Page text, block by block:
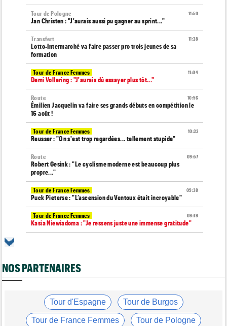
11:50
Tour de Pologne
Jan Christen : "J'aurais aussi pu gagner au sprint..."
11:28
Transfert
Lotto-Intermarché va faire passer pro trois jeunes de sa
formation
11:04
Tour de France Femmes
Demi Vollering : "J'aurais dû essayer plus tôt..."
10:56
Route
Émilien Jacquelin va faire ses grands débuts en compétition le
16 août !
10:33
Tour de France Femmes
Reusser : "On s'est trop regardées... tellement stupide"
09:57
Route
Robert Gesink : "Le cyclisme moderne est beaucoup plus
propre..."
09:38
Tour de France Femmes
Puck Pieterse : "L’ascension du Ventoux était incroyable"
09:19
Tour de France Femmes
Kasia Niewiadoma : "Je ressens juste une immense gratitude"
Transfert
Joe Blackmore devrait rejoindre une armada du WorldTour
Romain Bardet hospitalisé après une chute dans la descente du
Mont Ventoux
NOS PARTENAIRES
Tour d'Espagne Tour de Burgos
Tour de France Femmes Tour de Pologne